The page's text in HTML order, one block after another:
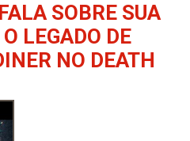
SOBRE SUA
LEGADO DE
NO DEATH